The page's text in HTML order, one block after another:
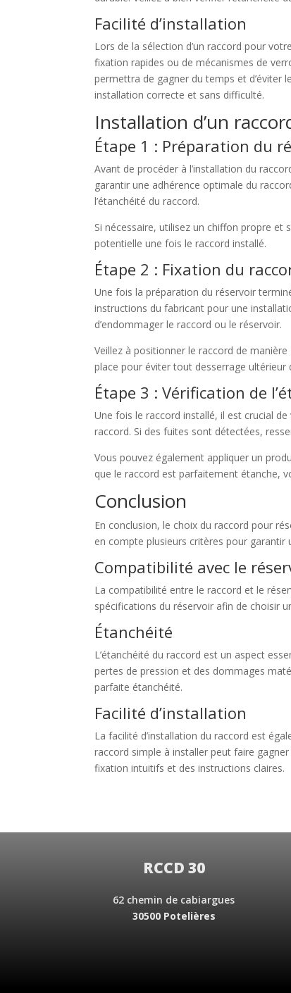
Facilité d’installation
Lors de la sélection d’un raccord pour
fixation rapides ou de mécanismes de
permettra de gagner du temps et d’éviter
installation correcte et sans difficulté.
Installation d’un
Étape 1 : Préparation du
Avant de procéder à l’installation du
garantir une adhérence optimale du
l’étanchéité du raccord.
Si nécessaire, utilisez un chiffon propre et
potentielle une fois le raccord installé.
Étape 2 : Fixation du
Une fois la préparation du réservoir
instructions du fabricant pour une
d’endommager le raccord ou le réservoir.
Veillez à positionner le raccord de
place pour éviter tout desserrage ultérieur
Étape 3 : Vérification de
Une fois le raccord installé, il est crucial de
raccord. Si des fuites sont détectées,
Vous pouvez également appliquer un
que le raccord est parfaitement étanche,
Conclusion
En conclusion, le choix du raccord pour
en compte plusieurs critères pour garantir
Compatibilité avec le
La compatibilité entre le raccord et le
spécifications du réservoir afin de choisir
Étanchéité
L’étanchéité du raccord est un aspect
pertes de pression et des dommages
parfaite étanchéité.
Facilité d’installation
La facilité d’installation du raccord est
raccord simple à installer peut faire
fixation intuitifs et des instructions claires.
RCCD 30
62 chemin de cabiargues
30500 Potelières